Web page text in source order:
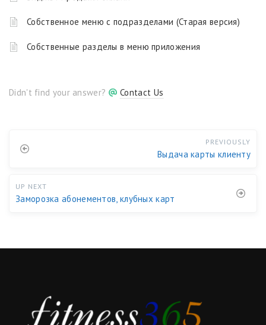
Собственное меню с подразделами (Старая версия)
Собственные разделы в меню приложения
Didn't find your answer? Contact Us
PREVIOUSLY
Выдача карты клиенту
UP NEXT
Заморозка абонементов, клубных карт